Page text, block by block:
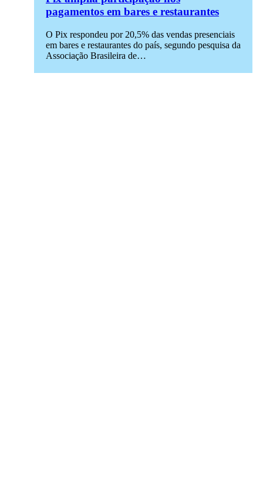
pagamentos em bares e restaurantes
O Pix respondeu por 20,5% das vendas presenciais
em bares e restaurantes do país, segundo pesquisa da
Associação Brasileira de…